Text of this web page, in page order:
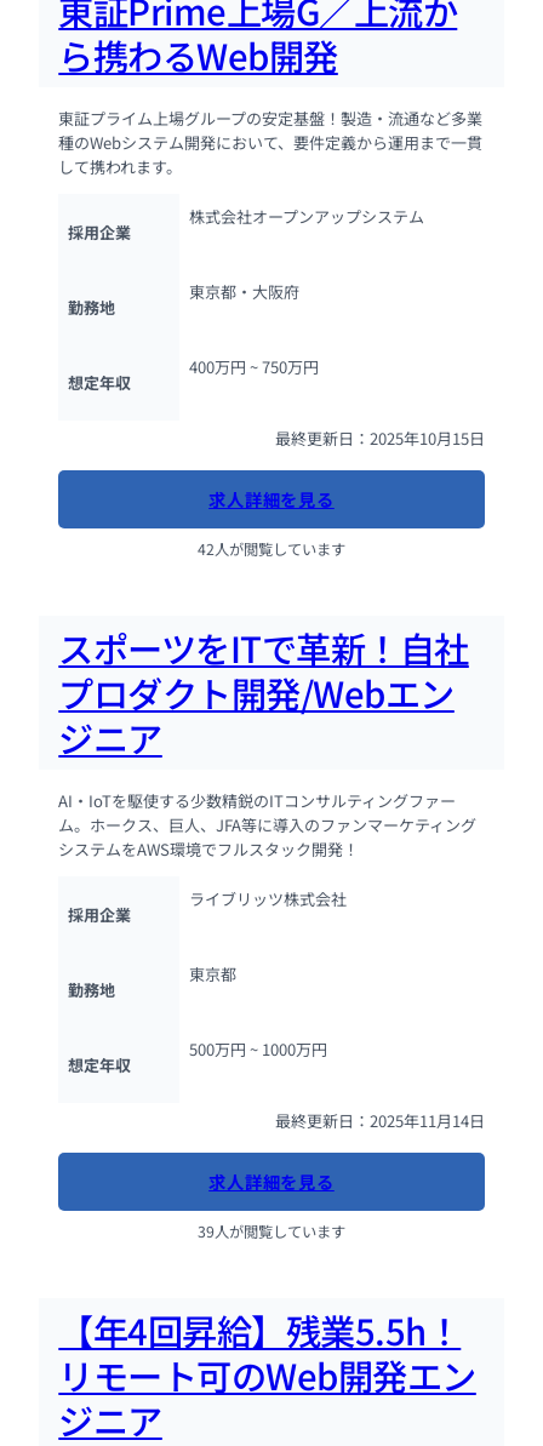
ら携わるWeb開発
東証プライム上場グループの安定基盤！製造・流通など多業
種のWebシステム開発において、要件定義から運用まで一貫
して携われます。
採用企業
株式会社オープンアップシステム
勤務地
東京都・大阪府
想定年収
400万円 ~ 750万円
最終更新日：2025年10月15日
求人詳細を見る
42人が閲覧しています
スポーツをITで革新！自社
プロダクト開発/Webエン
ジニア
AI・IoTを駆使する少数精鋭のITコンサルティングファー
ム。ホークス、巨人、JFA等に導入のファンマーケティング
システムをAWS環境でフルスタック開発！
採用企業
ライブリッツ株式会社
勤務地
東京都
想定年収
500万円 ~ 1000万円
最終更新日：2025年11月14日
求人詳細を見る
39人が閲覧しています
【年4回昇給】残業5.5h！
リモート可のWeb開発エン
ジニア